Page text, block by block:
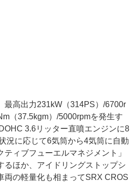
高出力231kW（314PS）/6700r
（37.5kgm）/5000rpmを発生す
3.6リッター直噴エンジンに8
況に応じて6気筒から4気筒に自動
ィブフューエルマネジメント」
るほか、アイドリングストップシ
両の軽量化も相まってSRX CROS